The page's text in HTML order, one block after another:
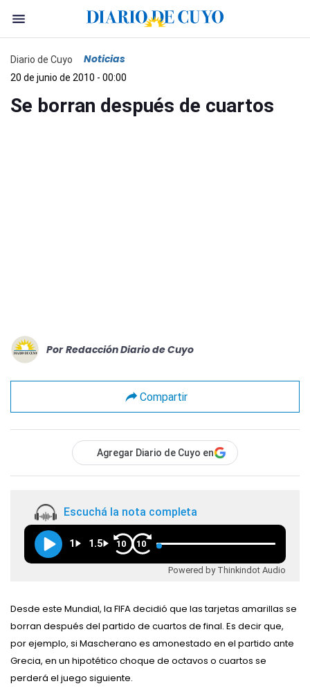
Diario de Cuyo Noticias
20 de junio de 2010 - 00:00
Se borran después de cuartos
Por Redacción Diario de Cuyo
Compartir
Agregar Diario de Cuyo en
Escuchá la nota completa
1 1.5 10 10
Powered by Thinkindot Audio
Desde este Mundial, la FIFA decidió que las tarjetas amarillas se
borran después del partido de cuartos de final. Es decir que,
por ejemplo, si Mascherano es amonestado en el partido ante
Grecia, en un hipotético choque de octavos o cuartos se
perderá el juego siguiente.